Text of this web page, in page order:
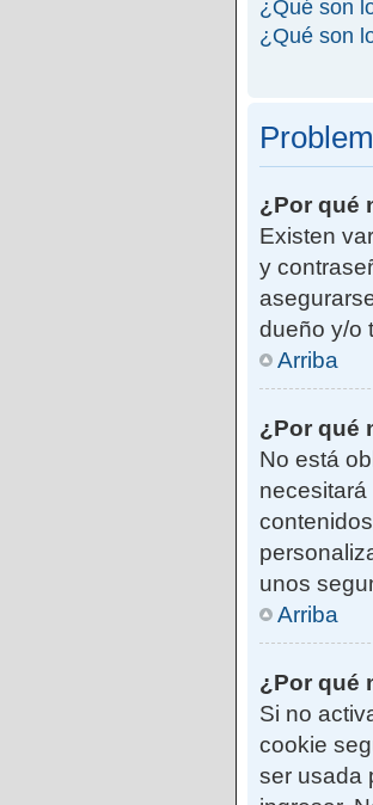
¿Qué son
¿Qué son
¿Por qué
Existen
y
dueño y/o
Arriba
¿Por qué
No está
unos
Arriba
¿Por qué
Si no
cookie
ser usada